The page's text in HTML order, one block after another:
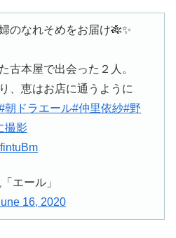
のなれそめをお届け🎋✨
古本屋で出会った２人。
、恵はお店に通うように
朝ドラエール#仲里依紗#野
撮影
エール」
16, 2020